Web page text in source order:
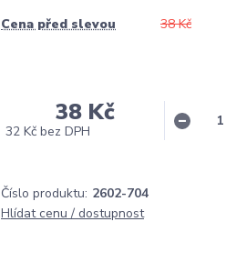
Cena před slevou
38 Kč
38 Kč
32 Kč bez DPH
Číslo produktu: 2602-704
Hlídat cenu / dostupnost